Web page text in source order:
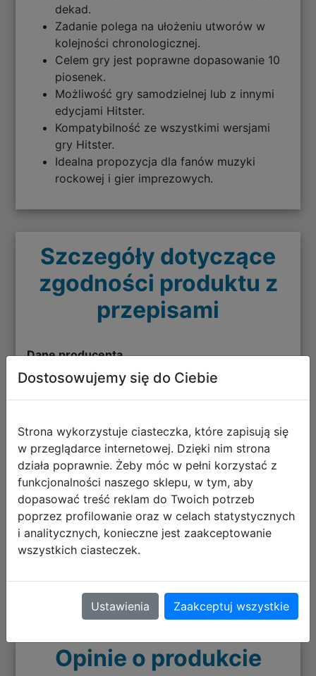
dekad.
Zadanie polega na ułożeniu utworów w
kolejności chronologicznej.
Celem gry jest poprawne dopasowanie 10
piosenek.
Możliwość gry samodzielnej lub z innymi
edycjami Hitster.
Kompatybilność ze wszystkimi wersjami
gry Hitster.
Idealna propozycja dla fanów muzyki
rockowej i gier imprezowych.
Szczegóły dotyczące
zgodności produktu z
przepisami
Dane producenta
TM Toys Sp. z o.o.
Polska
Szczecin
ul. Zbożowa 4
tmtoys@tmtoys.pl
Informacje o bezpieczeństwie
Posiada logo CE. Nie nadaje się dla dzieci w
ryzyko zadławienia.
Opinie o produkcie
Dostosowujemy się do Ciebie
Strona wykorzystuje ciasteczka, które zapisują się
w przeglądarce internetowej. Dzięki nim strona
działa poprawnie. Żeby móc w pełni korzystać z
funkcjonalności naszego sklepu, w tym, aby
dopasować treść reklam do Twoich potrzeb
poprzez profilowanie oraz w celach statystycznych
i analitycznych, konieczne jest zaakceptowanie
wszystkich ciasteczek.
Ustawienia Zaakceptuj wszystkie